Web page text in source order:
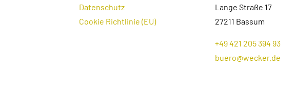
Datenschutz
Cookie Richtlinie (EU)
Lange Straße 17
27211 Bassum
+49 421 205 394 93
buero@wecker.de